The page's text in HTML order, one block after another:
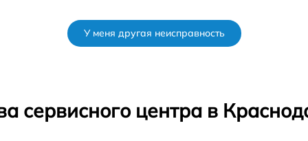
У меня другая неисправность
сервисного центра в